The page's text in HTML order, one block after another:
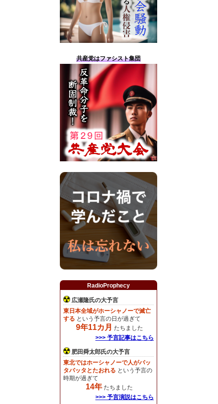
共産党はファシスト集団